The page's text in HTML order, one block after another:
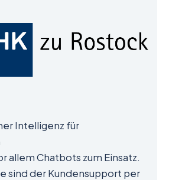
Intelligenz für
allem Chatbots zum Einsatz.
sind der Kundensupport per